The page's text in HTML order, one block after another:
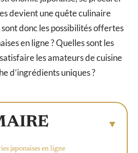
devient une quête culinaire
donc les possibilités offertes
en ligne ? Quelles sont les
les amateurs de cuisine
d’ingrédients uniques ?
japonaises en ligne